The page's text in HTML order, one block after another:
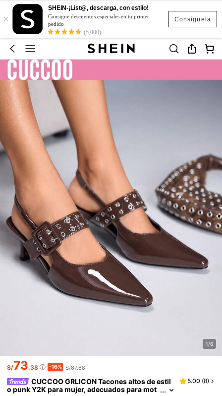
Consíguela
×
SHEIN-¡List@, descarga, con estilo!
Consigue descuentos especiales en tu primer
pedido
(5,000)
1/6
S/73.38 -16% S/87.88
CUCCOO GRLICON Tacones altos de estil
o punk Y2K para mujer, adecuados para mot
5.00 (8)